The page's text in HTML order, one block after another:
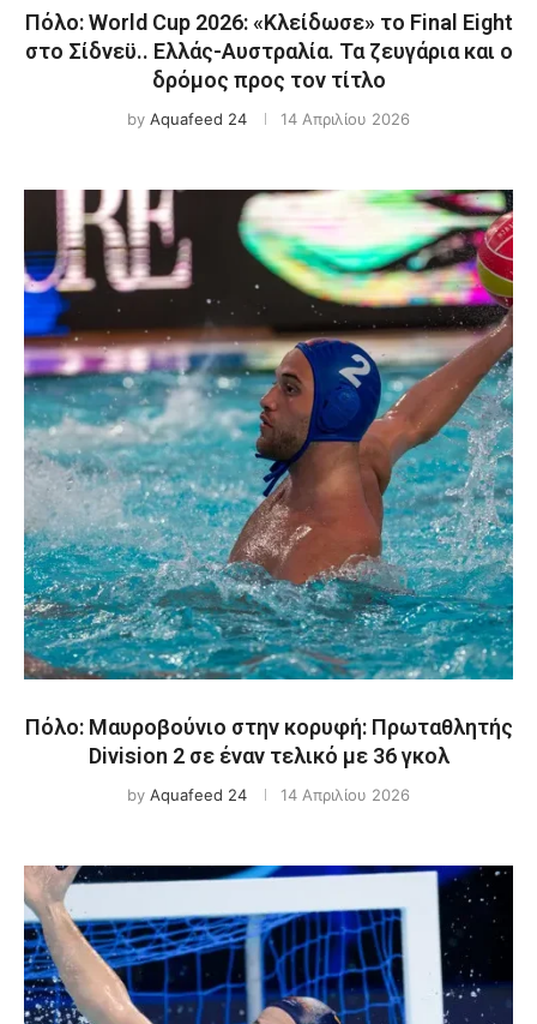
Πόλο: World Cup 2026: «Κλείδωσε» το Final Eight
στο Σίδνεϋ.. Ελλάς-Αυστραλία. Τα ζευγάρια και ο
δρόμος προς τον τίτλο
by Aquafeed 24 14 Απριλίου 2026
Πόλο: Μαυροβούνιο στην κορυφή: Πρωταθλητής
Division 2 σε έναν τελικό με 36 γκολ
by Aquafeed 24 14 Απριλίου 2026